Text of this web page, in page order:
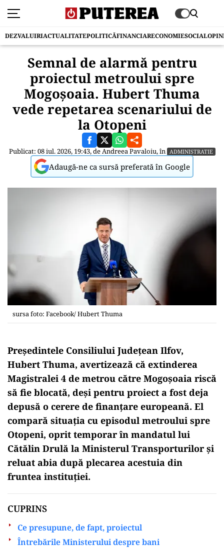
DEZVALUIRIACTUALITATEPOLITICĂFINANCIARECONOMIESOCIAL
Semnal de alarmă pentru
proiectul metroului spre
Mogoșoaia. Hubert Thuma
vede repetarea scenariului de
la Otopeni
Publicat: 08 iul. 2026, 19:43, deAndreea Pavaloiu, în ADMINISTRATIE
Adaugă-ne ca sursă preferată în Google
sursa foto: Facebook/ Hubert Thuma
Președintele Consiliului Județean Ilfov,
Hubert Thuma, avertizează că extinderea
Magistralei 4 de metrou către Mogoșoaia riscă
să fie blocată, deși pentru proiect a fost deja
depusă o cerere de finanțare europeană. El
compară situația cu episodul metroului spre
Otopeni, oprit temporar în mandatul lui
Cătălin Drulă la Ministerul Transporturilor și
reluat abia după plecarea acestuia din
fruntea instituției.
CUPRINS
Ce presupune, de fapt, proiectul
Întrebările Ministerului despre bani